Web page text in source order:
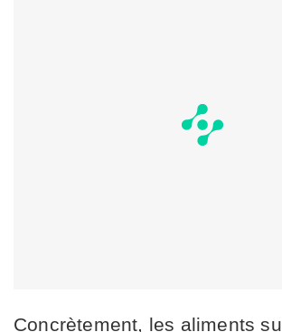
Concrètement, les aliments